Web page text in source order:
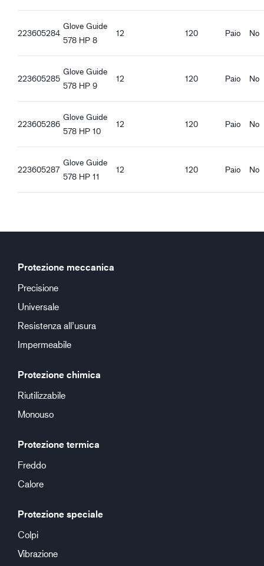
223605284
Glove Guide
578 HP 8
12 120 Paio No
223605285
Glove Guide
578 HP 9
12 120 Paio No
223605286
Glove Guide
578 HP 10
12 120 Paio No
223605287
Glove Guide
578 HP 11
12 120 Paio No
Protezione meccanica
Precisione
Universale
Resistenza all’usura
Impermeabile
Protezione chimica
Riutilizzabile
Monouso
Protezione termica
Freddo
Calore
Protezione speciale
Colpi
Vibrazione